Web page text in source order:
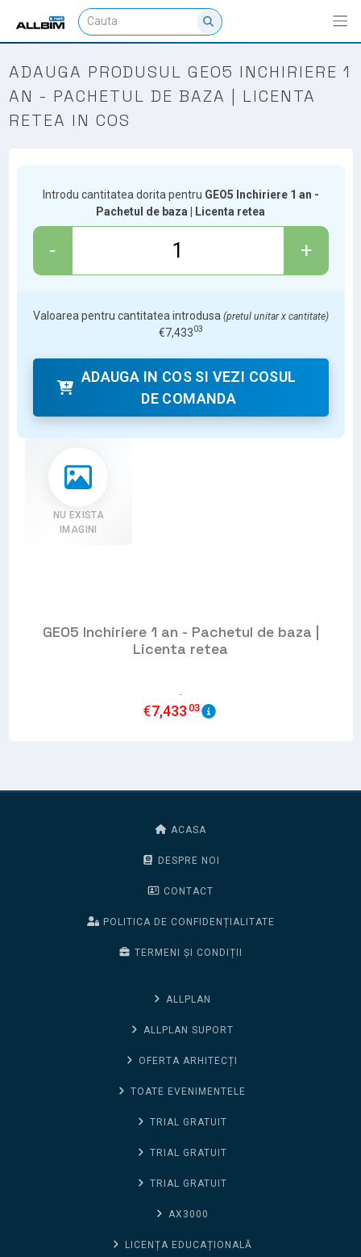
ADAUGA PRODUSUL GEO5 INCHIRIERE 1
AN - PACHETUL DE BAZA | LICENTA
RETEA IN COS
Introdu cantitatea dorita pentru GEO5 Inchiriere 1 an -
Pachetul de baza | Licenta retea
- +
Valoarea pentru cantitatea introdusa (pretul unitar x cantitate)
€7,43303
ADAUGA IN COS SI VEZI COSUL
DE COMANDA
NU EXISTA
IMAGINI
GEO5 Inchiriere 1 an - Pachetul de baza |
Licenta retea
€7,433 03
ACASA
DESPRE NOI
CONTACT
POLITICA DE CONFIDENȚIALITATE
TERMENI ȘI CONDIȚII
ALLPLAN
ALLPLAN SUPORT
OFERTA ARHITECȚI
TOATE EVENIMENTELE
TRIAL GRATUIT
TRIAL GRATUIT
TRIAL GRATUIT
AX3000
LICENȚA EDUCAȚIONALĂ